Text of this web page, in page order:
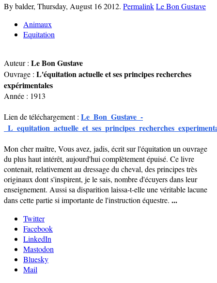
By balder, Thursday, August 16 2012. PermalinkLe Bon Gustave
Animaux
Equitation
Auteur : Le Bon Gustave
Ouvrage : L'équitation actuelle et ses principes recherches
expérimentales
Année : 1913
Lien de téléchargement : Le_Bon_Gustave_-
Mon cher maître, Vous avez, jadis, écrit sur l'équitation un ouvrage
du plus haut intérêt, aujourd'hui complètement épuisé. Ce livre
contenait, relativement au dressage du cheval, des principes très
originaux dont s'inspirent, je le sais, nombre d'écuyers dans leur
enseignement. Aussi sa disparition laissa-t-elle une véritable lacune
dans cette partie si importante de l'instruction équestre. ...
Twitter
Facebook
LinkedIn
Mastodon
Bluesky
Mail